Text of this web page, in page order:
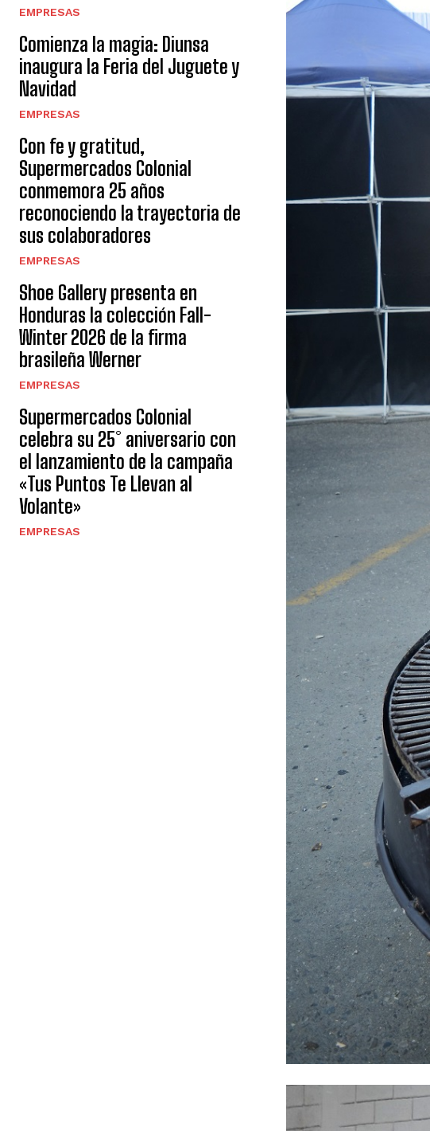
EMPRESAS
Comienza la magia: Diunsa
inaugura la Feria del Juguete y
Navidad
EMPRESAS
Con fe y gratitud,
Supermercados Colonial
conmemora 25 años
reconociendo la trayectoria de
sus colaboradores
EMPRESAS
Shoe Gallery presenta en
Honduras la colección Fall-
Winter 2026 de la firma
brasileña Werner
EMPRESAS
Supermercados Colonial
celebra su 25° aniversario con
el lanzamiento de la campaña
«Tus Puntos Te Llevan al
Volante»
EMPRESAS